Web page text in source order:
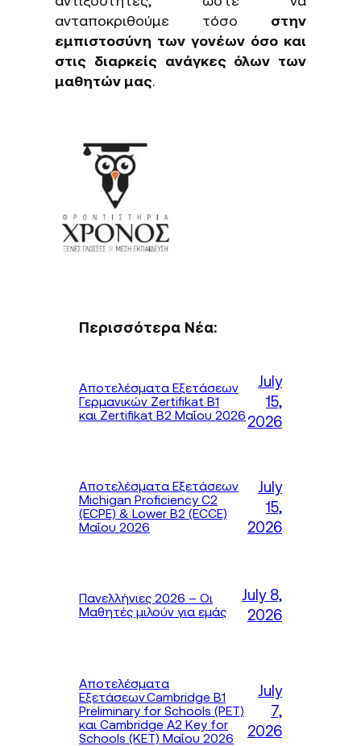
ανταποκριθούμε τόσο στην
εμπιστοσύνη των γονέων όσο και
στις διαρκείς ανάγκες όλων των
μαθητών μας.
Περισσότερα Νέα:
Αποτελέσματα Εξετάσεων
Γερμανικών Zertifikat B1
και Zertifikat B2 Μαΐου 2026
July
15,
2026
Αποτελέσματα Εξετάσεων
Michigan Proficiency C2
(ECPE) & Lower B2 (ECCE)
Μαΐου 2026
July
15,
2026
Πανελλήνιες 2026 – Οι
Μαθητές μιλούν για εμάς
July 8,
2026
Αποτελέσματα
Εξετάσεων Cambridge B1
Preliminary for Schools (PET)
και Cambridge A2 Key for
Schools (KET) Μαΐου 2026
July
7,
2026